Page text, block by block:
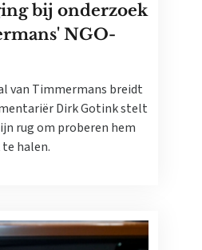
bij onderzoek
NGO-
van Timmermans breidt
Dirk Gotink stelt
rug om proberen hem
halen.